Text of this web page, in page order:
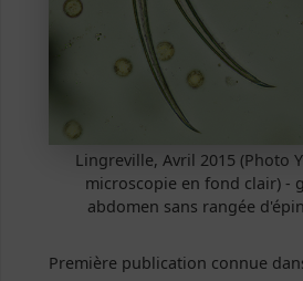
Lingreville, Avril 2015 (Photo
microscopie en fond clair) -
abdomen sans rangée
Première publication connue